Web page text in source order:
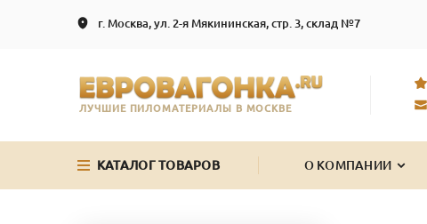
г. Москва, ул. 2-я Мякининская, стр. 3, склад №7
ЛУЧШИЕ ПИЛОМАТЕРИАЛЫ В МОСКВЕ
КАТАЛОГ ТОВАРОВ О КОМПАНИИ